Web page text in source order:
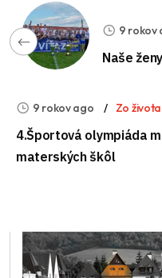
9 rokov
Naše
9 rokov ago Zo
4.Športová olympiáda
materských škôl